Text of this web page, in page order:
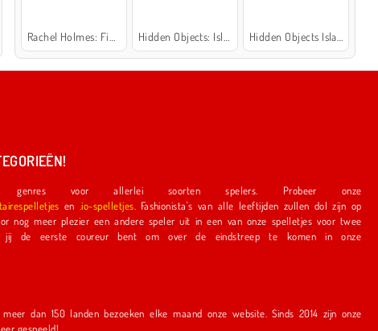
genres voor allerlei soorten spelers. Probeer onze
en .io-spelletjes
een andere speler uit in een van onze spelletjes voor twee
bent om over de eindstreep te komen in onze
bezoeken elke maand onze website. Sinds 2014 zijn onze